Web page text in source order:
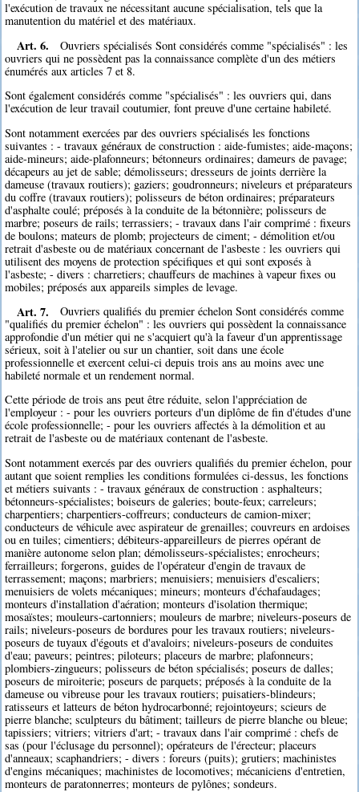
l'exécution de travaux ne nécessitant aucune spécialisation, tels que la
manutention du matériel et des matériaux.
Art. 6.
Ouvriers spécialisés Sont considérés comme "spécialisés" : les
ouvriers qui ne possèdent pas la connaissance complète d'un des métiers
énumérés aux articles 7 et 8.
Sont également considérés comme "spécialisés" : les ouvriers qui, dans
l'exécution de leur travail coutumier, font preuve d'une certaine habileté.
Sont notamment exercées par des ouvriers spécialisés les fonctions
suivantes : - travaux généraux de construction : aide-fumistes; aide-maçons;
aide-mineurs; aide-plafonneurs; bétonneurs ordinaires; dameurs de pavage;
décapeurs au jet de sable; démolisseurs; dresseurs de joints derrière la
dameuse (travaux routiers); gaziers; goudronneurs; niveleurs et préparateurs
du coffre (travaux routiers); polisseurs de béton ordinaires; préparateurs
d'asphalte coulé; préposés à la conduite de la bétonnière; polisseurs de
marbre; poseurs de rails; terrassiers; - travaux dans l'air comprimé : fixeurs
de boulons; mateurs de plomb; projecteurs de ciment; - démolition et/ou
retrait d'asbeste ou de matériaux concernant de l'asbeste : les ouvriers qui
utilisent des moyens de protection spécifiques et qui sont exposés à
l'asbeste; - divers : charretiers; chauffeurs de machines à vapeur fixes ou
mobiles; préposés aux appareils simples de levage.
Art. 7.
Ouvriers qualifiés du premier échelon Sont considérés comme
"qualifiés du premier échelon" : les ouvriers qui possèdent la connaissance
approfondie d'un métier qui ne s'acquiert qu'à la faveur d'un apprentissage
sérieux, soit à l'atelier ou sur un chantier, soit dans une école
professionnelle et exercent celui-ci depuis trois ans au moins avec une
habileté normale et un rendement normal.
Cette période de trois ans peut être réduite, selon l'appréciation de
l'employeur : - pour les ouvriers porteurs d'un diplôme de fin d'études d'une
école professionnelle; - pour les ouvriers affectés à la démolition et au
retrait de l'asbeste ou de matériaux contenant de l'asbeste.
Sont notamment exercés par des ouvriers qualifiés du premier échelon, pour
autant que soient remplies les conditions formulées ci-dessus, les fonctions
et métiers suivants : - travaux généraux de construction : asphalteurs;
bétonneurs-spécialistes; boiseurs de galeries; boute-feux; carreleurs;
charpentiers; charpentiers-coffreurs; conducteurs de camion-mixer;
conducteurs de véhicule avec aspirateur de grenailles; couvreurs en ardoises
ou en tuiles; cimentiers; débiteurs-appareilleurs de pierres opérant de
manière autonome selon plan; démolisseurs-spécialistes; enrocheurs;
ferrailleurs; forgerons, guides de l'opérateur d'engin de travaux de
terrassement; maçons; marbriers; menuisiers; menuisiers d'escaliers;
menuisiers de volets mécaniques; mineurs; monteurs d'échafaudages;
monteurs d'installation d'aération; monteurs d'isolation thermique;
mosaïstes; mouleurs-cartonniers; mouleurs de marbre; niveleurs-poseurs de
rails; niveleurs-poseurs de bordures pour les travaux routiers; niveleurs-
poseurs de tuyaux d'égouts et d'avaloirs; niveleurs-poseurs de conduites
d'eau; paveurs; peintres; piloteurs; placeurs de marbre; plafonneurs;
plombiers-zingueurs; polisseurs de béton spécialisés; poseurs de dalles;
poseurs de miroiterie; poseurs de parquets; préposés à la conduite de la
dameuse ou vibreuse pour les travaux routiers; puisatiers-blindeurs;
ratisseurs et latteurs de béton hydrocarbonné; rejointoyeurs; scieurs de
pierre blanche; sculpteurs du bâtiment; tailleurs de pierre blanche ou bleue;
tapissiers; vitriers; vitriers d'art; - travaux dans l'air comprimé : chefs de
sas (pour l'éclusage du personnel); opérateurs de l'érecteur; placeurs
d'anneaux; scaphandriers; - divers : foreurs (puits); grutiers; machinistes
d'engins mécaniques; machinistes de locomotives; mécaniciens d'entretien,
monteurs de paratonnerres; monteurs de pylônes; sondeurs.